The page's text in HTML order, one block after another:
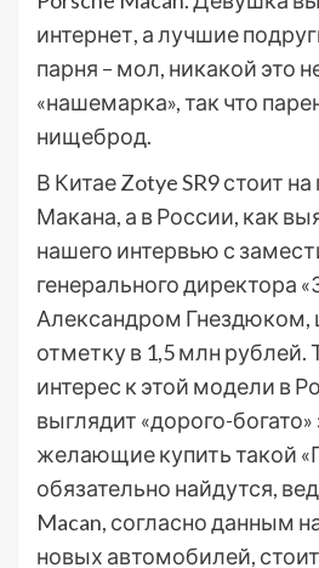
интернет, а лучшие
парня – мол, никакой это
«нашемарка», так что
нищеброд.
В Китае Zotye SR9 стоит
Макана, а в России, как
нашего интервью с
генерального директора
Александром Гнездюком,
отметку в 1,5 млн рублей.
интерес к этой модели в
выглядит «дорого-богато»
желающие купить такой
обязательно найдутся,
Macan, согласно данным
новых автомобилей,